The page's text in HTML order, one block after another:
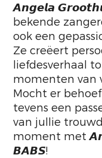
𝘼𝙣𝙜𝙚𝙡𝙖
bekende
ook een
Ze creëert
liefdesverhaal
momenten van
Mocht er
tevens een
van jullie
moment met
𝘽𝘼𝘽𝙎!